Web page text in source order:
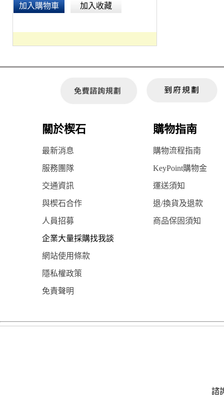
加入購物車 加入收藏
關於楔石 購物指南
最新消息 購物流程指南
服務團隊 KeyPoint購物金
交通資訊 運送須知
與楔石合作 退/換貨及退款
人員招募 商品保固須知
企業大量採購找我談
網站使用條款
隱私權政策
免責聲明
諮